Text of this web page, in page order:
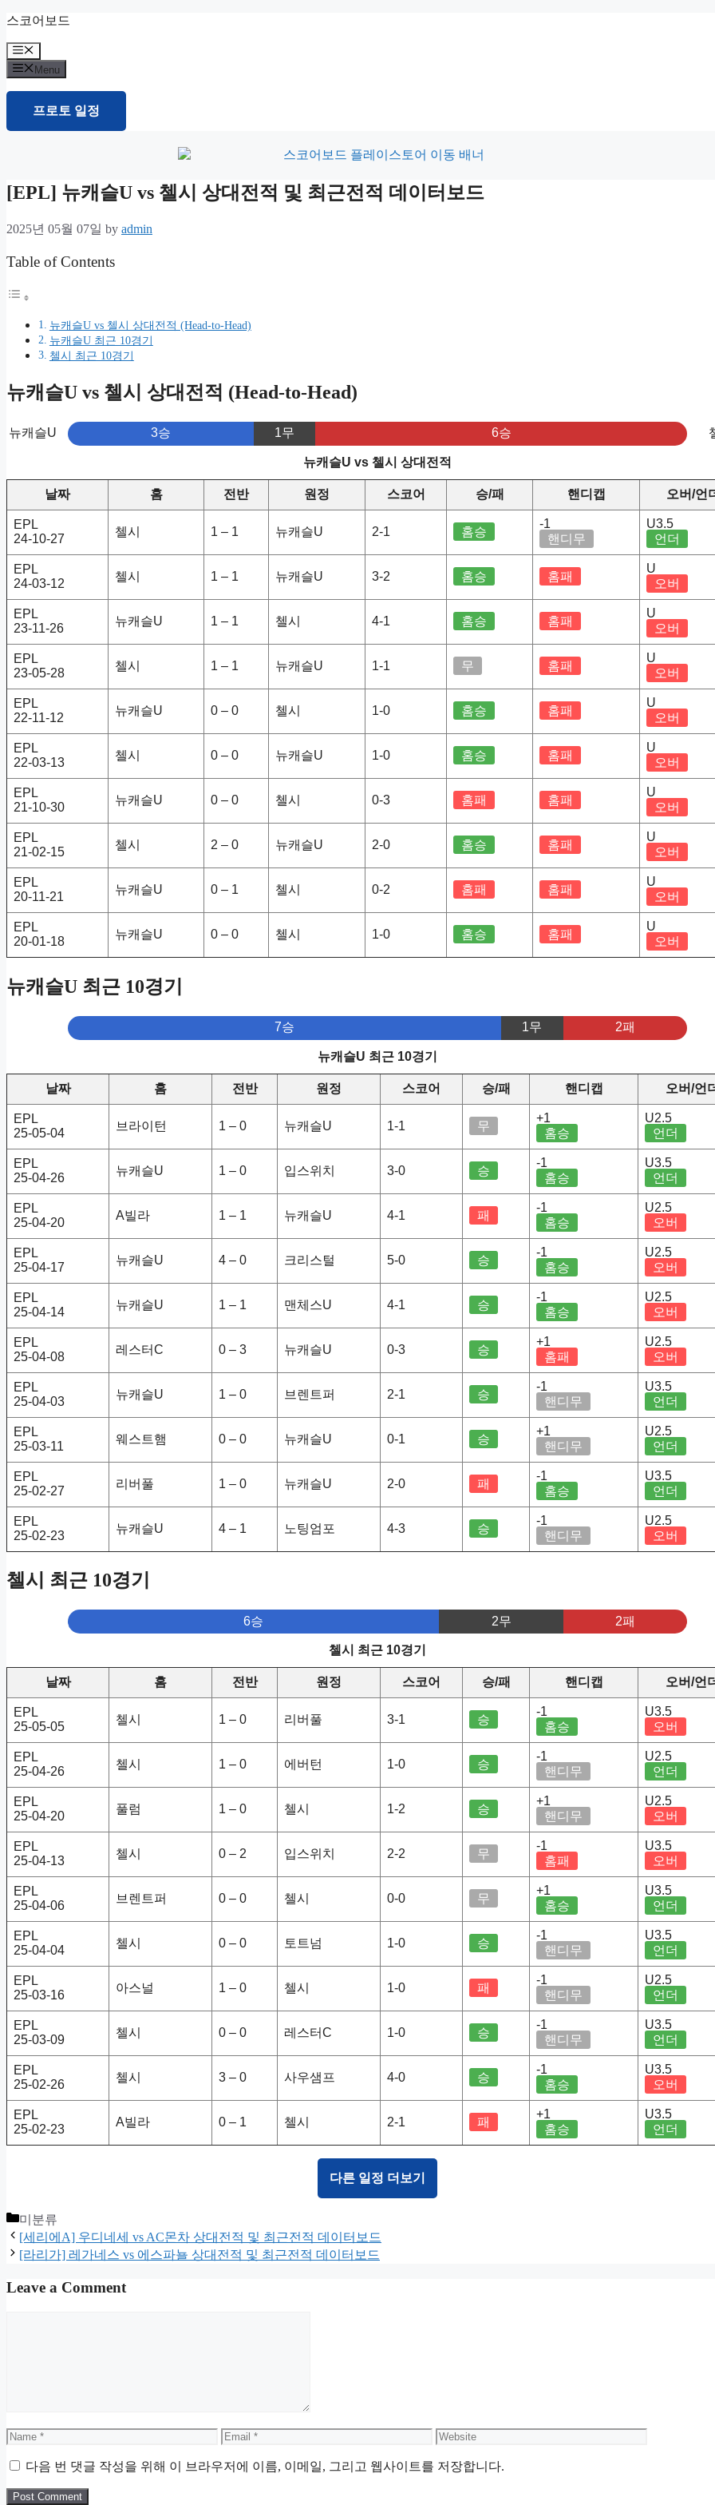
Skip
content
스코어보드
Menu
Menu
프로토 일정
[EPL] 뉴캐슬U vs 첼시 상대전적 및 최근전적 데이터보드
2025년 05월 07일 by admin
Table of Contents
뉴캐슬U vs 첼시 상대전적 (Head-to-Head)
뉴캐슬U 최근 10경기
첼시 최근 10경기
뉴캐슬U vs 첼시 상대전적 (Head-to-Head)
뉴캐슬U 3승 1무 6승
뉴캐슬U vs 첼시 상대전적
날짜 홈 전반 원정 스코어 승/패 핸디캡 오버/언
EPL
24-10-27
첼시 1 – 1 뉴캐슬U 2-1 홈승
-1
핸디무
U3.5
언더
EPL
24-03-12
첼시 1 – 1 뉴캐슬U 3-2 홈승 홈패
U
오버
EPL
23-11-26
뉴캐슬U 1 – 1 첼시 4-1 홈승 홈패
U
오버
EPL
23-05-28
첼시 1 – 1 뉴캐슬U 1-1 무 홈패
U
오버
EPL
22-11-12
뉴캐슬U 0 – 0 첼시 1-0 홈승 홈패
U
오버
EPL
22-03-13
첼시 0 – 0 뉴캐슬U 1-0 홈승 홈패
U
오버
EPL
21-10-30
뉴캐슬U 0 – 0 첼시 0-3 홈패 홈패
U
오버
EPL
21-02-15
첼시 2 – 0 뉴캐슬U 2-0 홈승 홈패
U
오버
EPL
20-11-21
뉴캐슬U 0 – 1 첼시 0-2 홈패 홈패
U
오버
EPL
20-01-18
뉴캐슬U 0 – 0 첼시 1-0 홈승 홈패
U
오버
뉴캐슬U 최근 10경기
7승 1무 2패
뉴캐슬U 최근 10경기
날짜 홈 전반 원정 스코어 승/패 핸디캡 오버/언
EPL
25-05-04
브라이턴 1 – 0 뉴캐슬U 1-1 무
+1
홈승
U2.5
언더
EPL
25-04-26
뉴캐슬U 1 – 0 입스위치 3-0 승
-1
홈승
U3.5
언더
EPL
25-04-20
A빌라 1 – 1 뉴캐슬U 4-1 패
-1
홈승
U2.5
오버
EPL
25-04-17
뉴캐슬U 4 – 0 크리스털 5-0 승
-1
홈승
U2.5
오버
EPL
25-04-14
뉴캐슬U 1 – 1 맨체스U 4-1 승
-1
홈승
U2.5
오버
EPL
25-04-08
레스터C 0 – 3 뉴캐슬U 0-3 승
+1
홈패
U2.5
오버
EPL
25-04-03
뉴캐슬U 1 – 0 브렌트퍼 2-1 승
-1
핸디무
U3.5
언더
EPL
25-03-11
웨스트햄 0 – 0 뉴캐슬U 0-1 승
+1
핸디무
U2.5
언더
EPL
25-02-27
리버풀 1 – 0 뉴캐슬U 2-0 패
-1
홈승
U3.5
언더
EPL
25-02-23
뉴캐슬U 4 – 1 노팅엄포 4-3 승
-1
핸디무
U2.5
오버
첼시 최근 10경기
6승 2무 2패
첼시 최근 10경기
날짜 홈 전반 원정 스코어 승/패 핸디캡 오버/언
EPL
25-05-05
첼시 1 – 0 리버풀 3-1 승
-1
홈승
U3.5
오버
EPL
25-04-26
첼시 1 – 0 에버턴 1-0 승
-1
핸디무
U2.5
언더
EPL
25-04-20
풀럼 1 – 0 첼시 1-2 승
+1
핸디무
U2.5
오버
EPL
25-04-13
첼시 0 – 2 입스위치 2-2 무
-1
홈패
U3.5
오버
EPL
25-04-06
브렌트퍼 0 – 0 첼시 0-0 무
+1
홈승
U3.5
언더
EPL
25-04-04
첼시 0 – 0 토트넘 1-0 승
-1
핸디무
U3.5
언더
EPL
25-03-16
아스널 1 – 0 첼시 1-0 패
-1
핸디무
U2.5
언더
EPL
25-03-09
첼시 0 – 0 레스터C 1-0 승
-1
핸디무
U3.5
언더
EPL
25-02-26
첼시 3 – 0 사우샘프 4-0 승
-1
홈승
U3.5
오버
EPL
25-02-23
A빌라 0 – 1 첼시 2-1 패
+1
홈승
U3.5
언더
다른 일정 더보기
Categories
미분류
[세리에A] 우디네세 vs AC몬차 상대전적 및 최근전적 데이터보드
[라리가] 레가네스 vs 에스파뇰 상대전적 및 최근전적 데이터보드
Leave a Comment
Name Email Website
다음 번 댓글 작성을 위해 이 브라우저에 이름, 이메일, 그리고 웹사이트를 저장합니다.